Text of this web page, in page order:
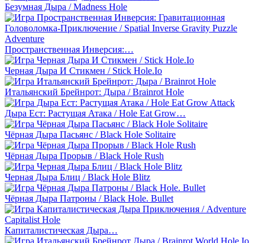
Безумная Дыра / Madness Hole
Пространственная Инверсия:…
Черная Дыра И Стикмен / Stick Hole.Io
Итальянский Брейнрот: Дыра / Brainrot Hole
Дыра Ест: Растущая Атака / Hole Eat Grow…
Чёрная Дыра Пасьянс / Black Hole Solitaire
Чёрная Дыра Прорыв / Black Hole Rush
Черная Дыра Блиц / Black Hole Blitz
Чёрная Дыра Патроны / Black Hole. Bullet
Капиталистическая Дыра…